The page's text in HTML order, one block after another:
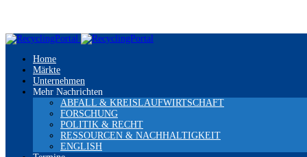
Home
Märkte
Unternehmen
Mehr Nachrichten
ABFALL & KREISLAUFWIRTSCHAFT
FORSCHUNG
POLITIK & RECHT
RESSOURCEN & NACHHALTIGKEIT
ENGLISH